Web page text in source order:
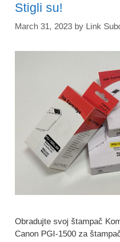
Stigli su!
March 31, 2023 by Link
Obradujte svoj štampač
Canon PGI-1500 za